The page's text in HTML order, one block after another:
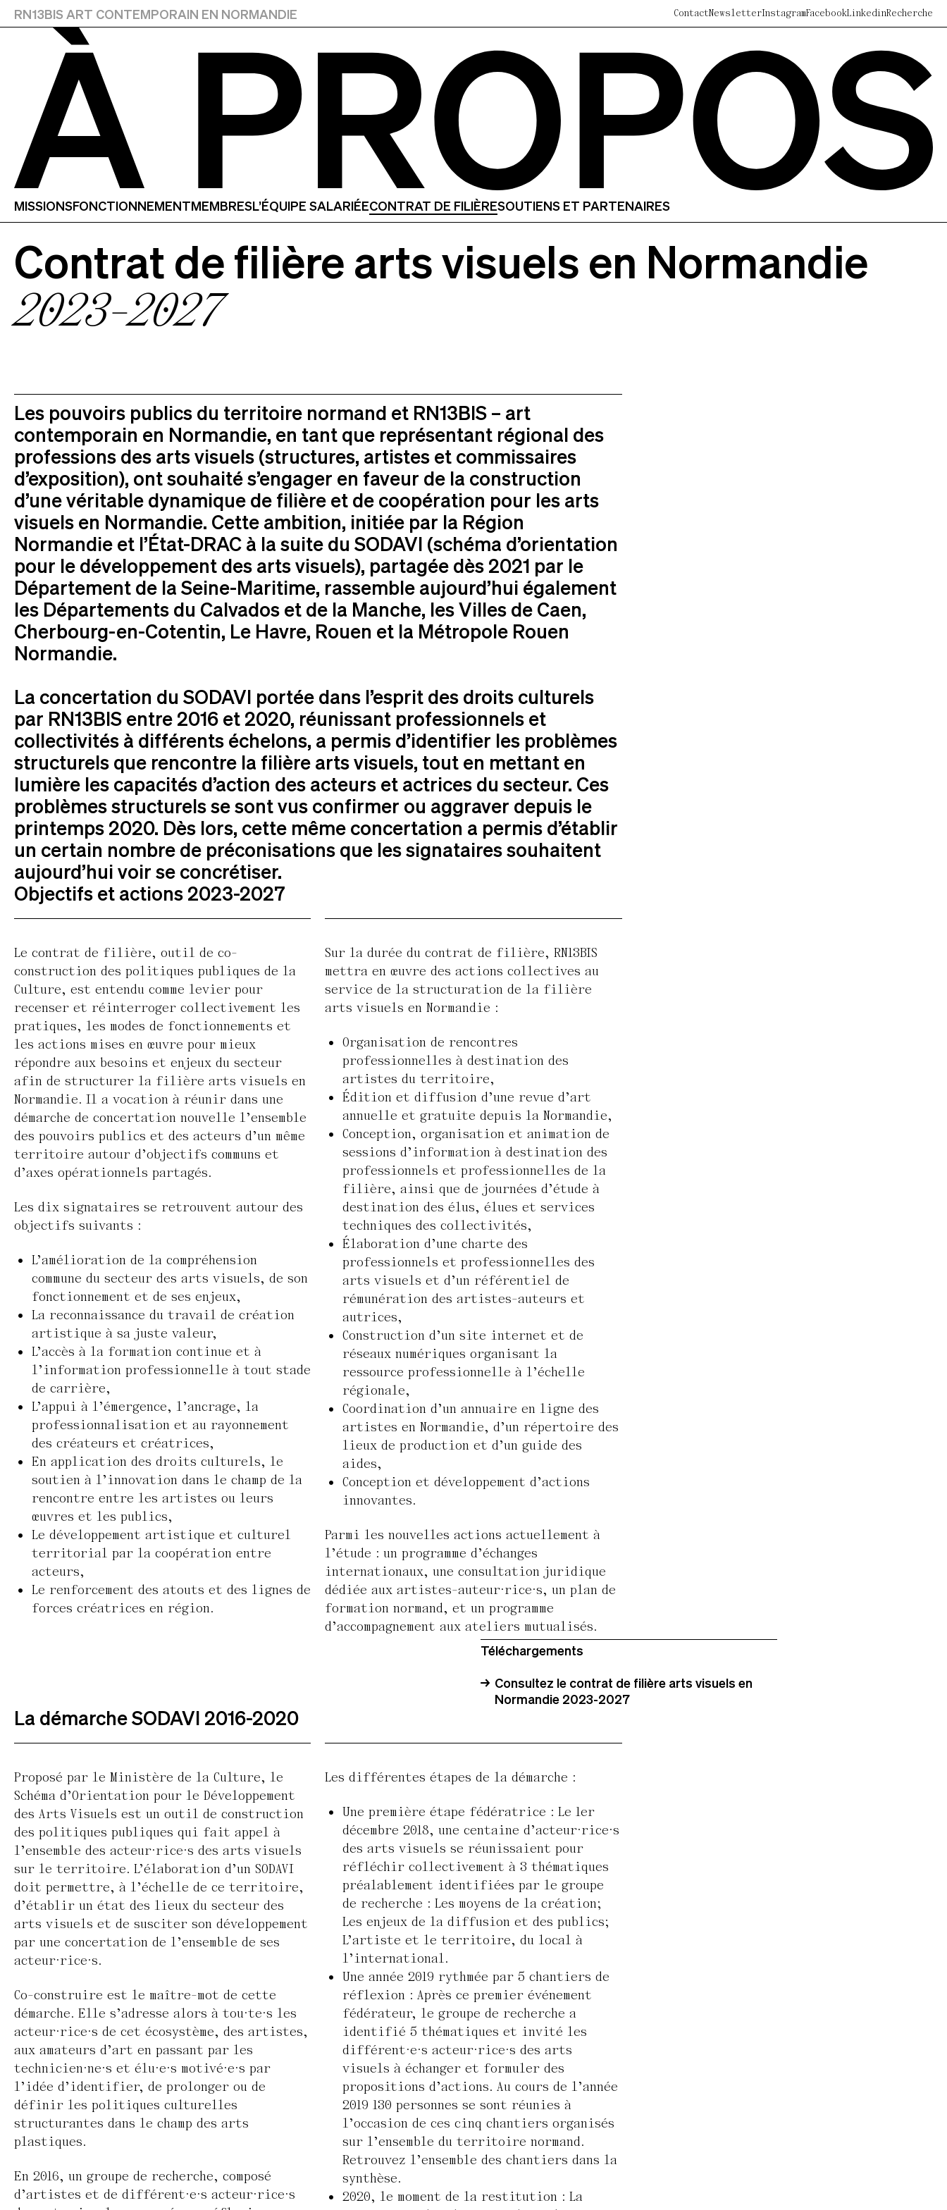
RN13BIS ART CONTEMPORAIN EN NORMANDIE
À PROPOS ContactNewsletterInstagramFacebookLinkedinRecherche
MISSIONSFONCTIONNEMENTMEMBRESL’ÉQUIPE SALARIÉECONTRAT DE FILIÈRESOUTIENS ET PARTENAIRES
Contrat de filière arts visuels en Normandie
2023-2027
Les pouvoirs publics du territoire normand et RN13BIS – art
contemporain en Normandie, en tant que représentant régional des
professions des arts visuels (structures, artistes et commissaires
d’exposition), ont souhaité s’engager en faveur de la construction
d’une véritable dynamique de filière et de coopération pour les arts
visuels en Normandie. Cette ambition, initiée par la Région
Normandie et l’État-DRAC à la suite du SODAVI (schéma d’orientation
pour le développement des arts visuels), partagée dès 2021 par le
Département de la Seine-Maritime, rassemble aujourd’hui également
les Départements du Calvados et de la Manche, les Villes de Caen,
Cherbourg-en-Cotentin, Le Havre, Rouen et la Métropole Rouen
Normandie.
La concertation du SODAVI portée dans l’esprit des droits culturels
par RN13BIS entre 2016 et 2020, réunissant professionnels et
collectivités à différents échelons, a permis d’identifier les problèmes
structurels que rencontre la filière arts visuels, tout en mettant en
lumière les capacités d’action des acteurs et actrices du secteur. Ces
problèmes structurels se sont vus confirmer ou aggraver depuis le
printemps 2020. Dès lors, cette même concertation a permis d’établir
un certain nombre de préconisations que les signataires souhaitent
aujourd’hui voir se concrétiser.
Objectifs et actions 2023-2027
Le contrat de filière, outil de co-
construction des politiques publiques de la
Culture, est entendu comme levier pour
recenser et réinterroger collectivement les
pratiques, les modes de fonctionnements et
les actions mises en œuvre pour mieux
répondre aux besoins et enjeux du secteur
afin de structurer la filière arts visuels en
Normandie. Il a vocation à réunir dans une
démarche de concertation nouvelle l’ensemble
des pouvoirs publics et des acteurs d’un même
territoire autour d’objectifs communs et
d’axes opérationnels partagés.
Les dix signataires se retrouvent autour des
objectifs suivants :
L’amélioration de la compréhension
commune du secteur des arts visuels, de son
fonctionnement et de ses enjeux,
La reconnaissance du travail de création
artistique à sa juste valeur,
L’accès à la formation continue et à
l’information professionnelle à tout stade
de carrière,
L’appui à l’émergence, l’ancrage, la
professionnalisation et au rayonnement
des créateurs et créatrices,
En application des droits culturels, le
soutien à l’innovation dans le champ de la
rencontre entre les artistes ou leurs
œuvres et les publics,
Le développement artistique et culturel
territorial par la coopération entre
acteurs,
Le renforcement des atouts et des lignes de
forces créatrices en région.
Sur la durée du contrat de filière, RN13BIS
mettra en œuvre des actions collectives au
service de la structuration de la filière
arts visuels en Normandie :
Organisation de rencontres
professionnelles à destination des
artistes du territoire,
Édition et diffusion d’une revue d’art
annuelle et gratuite depuis la Normandie,
Conception, organisation et animation de
sessions d’information à destination des
professionnels et professionnelles de la
filière, ainsi que de journées d’étude à
destination des élus, élues et services
techniques des collectivités,
Élaboration d’une charte des
professionnels et professionnelles des
arts visuels et d’un référentiel de
rémunération des artistes-auteurs et
autrices,
Construction d’un site internet et de
réseaux numériques organisant la
ressource professionnelle à l’échelle
régionale,
Coordination d’un annuaire en ligne des
artistes en Normandie, d’un répertoire des
lieux de production et d’un guide des
aides,
Conception et développement d’actions
innovantes.
Parmi les nouvelles actions actuellement à
l’étude : un programme d’échanges
internationaux, une consultation juridique
dédiée aux artistes-auteur·rice·s, un plan de
formation normand, et un programme
d’accompagnement aux ateliers mutualisés.
Téléchargements
Consultez le contrat de filière arts visuels en
Normandie 2023-2027
La démarche SODAVI 2016-2020
Proposé par le Ministère de la Culture, le
Schéma d’Orientation pour le Développement
des Arts Visuels est un outil de construction
des politiques publiques qui fait appel à
l’ensemble des acteur·rice·s des arts visuels
sur le territoire. L’élaboration d’un SODAVI
doit permettre, à l’échelle de ce territoire,
d’établir un état des lieux du secteur des
arts visuels et de susciter son développement
par une concertation de l’ensemble de ses
acteur·rice·s.
Co-construire est le maître-mot de cette
démarche. Elle s’adresse alors à tou·te·s les
acteur·rice·s de cet écosystème, des artistes,
aux amateurs d’art en passant par les
technicien·ne·s et élu·e·s motivé·e·s par
l’idée d’identifier, de prolonger ou de
définir les politiques culturelles
structurantes dans le champ des arts
plastiques.
En 2016, un groupe de recherche, composé
d’artistes et de différent·e·s acteur·rice·s
Les différentes étapes de la démarche :
Une première étape fédératrice : Le 1er
décembre 2018, une centaine d’acteur·rice·s
des arts visuels se réunissaient pour
réfléchir collectivement à 3 thématiques
préalablement identifiées par le groupe
de recherche : Les moyens de la création;
Les enjeux de la diffusion et des publics;
L’artiste et le territoire, du local à
l’international.
Une année 2019 rythmée par 5 chantiers de
réflexion : Après ce premier événement
fédérateur, le groupe de recherche a
identifié 5 thématiques et invité les
différent·e·s acteur·rice·s des arts
visuels à échanger et formuler des
propositions d’actions. Au cours de l’année
2019 130 personnes se sont réunies à
l’occasion de ces cinq chantiers organisés
sur l’ensemble du territoire normand.
Retrouvez l’ensemble des chantiers dans la
synthèse.
2020, le moment de la restitution : La